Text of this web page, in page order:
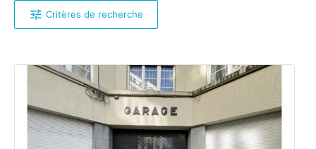
Critères de recherche